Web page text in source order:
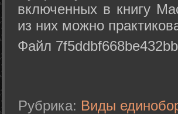
включенных в книгу
из них можно
Файл
Рубрика: Виды